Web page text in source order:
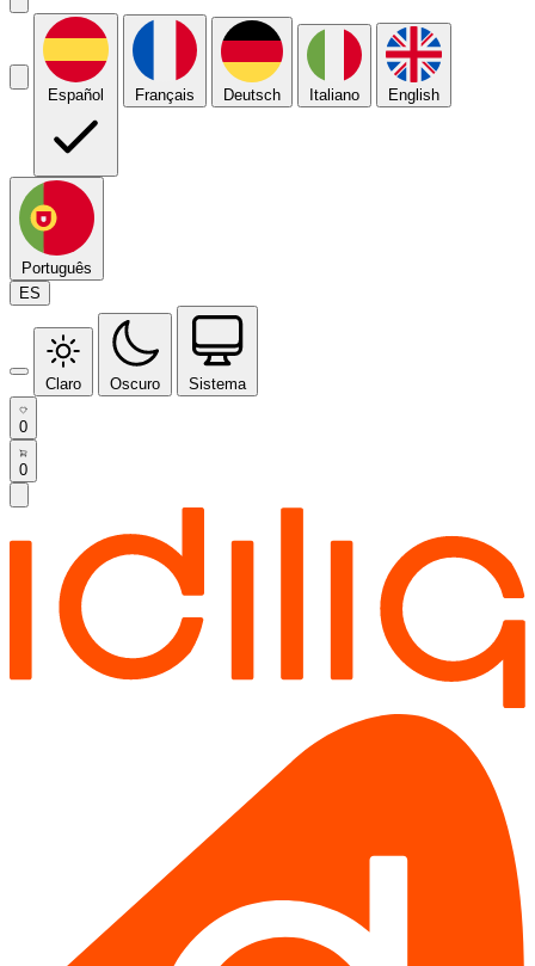
Español Français Deutsch Italiano English
Português
ES
Claro Oscuro Sistema
0
0